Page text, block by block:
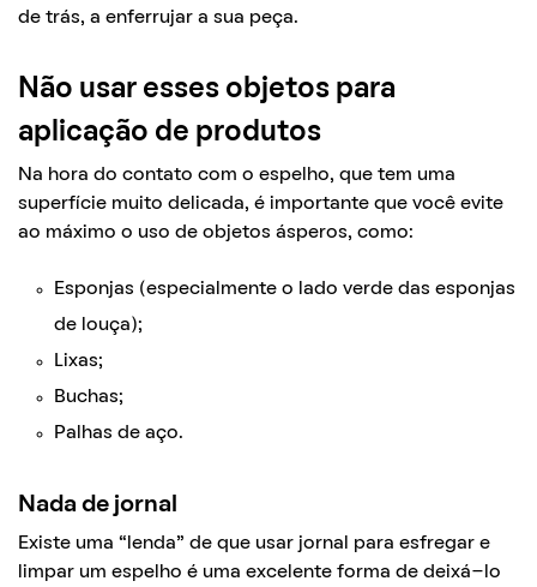
de trás, a enferrujar a sua peça.
Não usar esses objetos para
aplicação de produtos
Na hora do contato com o espelho, que tem uma
superfície muito delicada, é importante que você evite
ao máximo o uso de objetos ásperos, como:
Esponjas (especialmente o lado verde das esponjas
de louça);
Lixas;
Buchas;
Palhas de aço.
Nada de jornal
Existe uma “lenda” de que usar jornal para esfregar e
limpar um espelho é uma excelente forma de deixá-lo